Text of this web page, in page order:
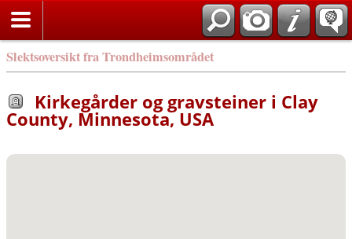
Slektsoversikt fra Trondheimsområdet
Kirkegårder og gravsteiner i Clay
County, Minnesota, USA